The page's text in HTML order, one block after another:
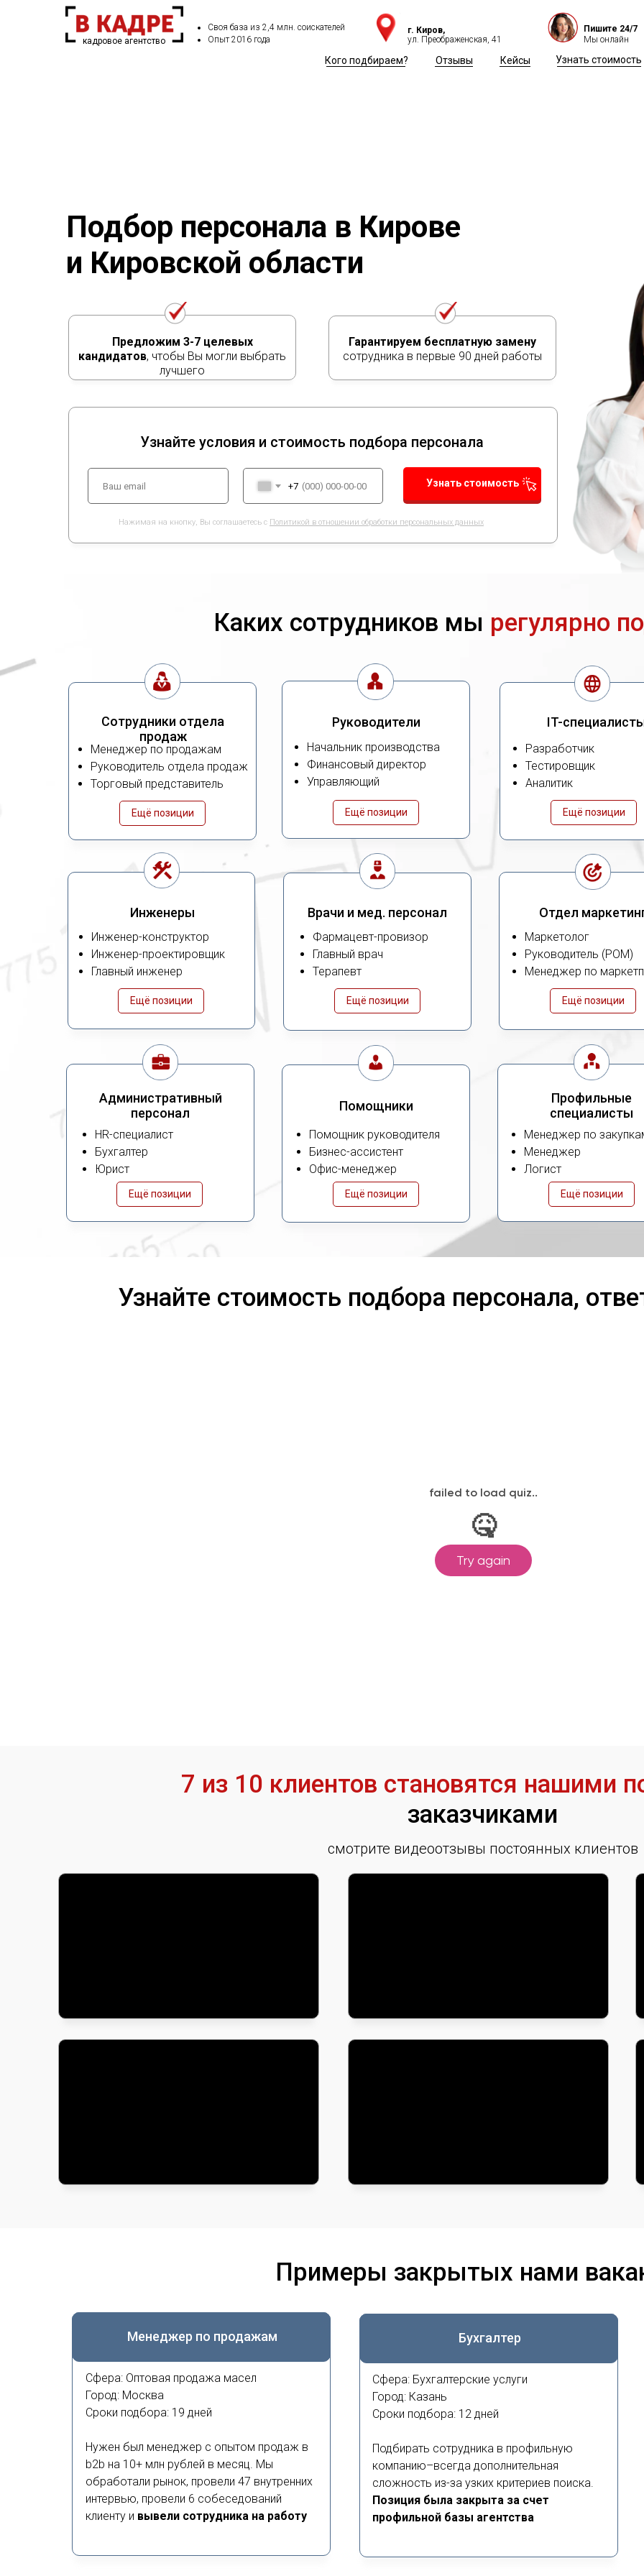
кадровое агентство
Своя база из 2,4 млн. соискателей
Опыт 2016 года
Пишите 24/7
Мы онлайн
г. Киров,
ул. Преображенская, 41
Отзывы Кейсы Узнать стоимость
Кого подбираем?
Подбор персонала в Кирове
и Кировской области
Предложим 3-7 целевых
кандидатов, чтобы Вы могли выбрать
лучшего
Нажимая на кнопку, Вы соглашаетесь с Политикой в отношении обработки персональных данных
Гарантируем бесплатную замену
сотрудника в первые 90 дней работы
+7
Узнайте условия и стоимость подбора персонала
Узнать стоимость
Каких сотрудников мы регулярно
Сотрудники отдела
продаж
Менеджер по продажам
Руководитель отдела продаж
Торговый представитель
Ещё позиции
Руководители
Начальник производства
Финансовый директор
Управляющий
Ещё позиции
IT-
Разработчик
Тестировщик
Аналитик
Ещё позиции
Инженеры
Инженер-конструктор
Инженер-проектировщик
Главный инженер
Ещё позиции
Врачи и мед. персонал
Фармацевт-провизор
Главный врач
Терапевт
Ещё позиции
Отдел
Маркетолог
Руководитель (РОМ)
Менеджер по
Ещё позиции
Административный
персонал
HR-специалист
Бухгалтер
Юрист
Ещё позиции
Помощники
Помощник руководителя
Бизнес-ассистент
Офис-менеджер
Ещё позиции
Профильные
специалисты
Менеджер по
Менеджер
Логист
Ещё позиции
Узнайте стоимость подбора персонала,
7 из 10 клиентов становятся нашими
заказчиками
смотрите видеоотзывы постоянных клиентов
Примеры закрытых нами
Менеджер по продажам
Сфера: Оптовая продажа масел
Город: Москва
Сроки подбора: 19 дней
Нужен был менеджер с опытом продаж в
b2b на 10+ млн рублей в месяц. Мы
обработали рынок, провели 47 внутренних
интервью, провели 6 собеседований
клиенту и вывели сотрудника на работу
Бухгалтер
Сфера: Бухгалтерские услуги
Город: Казань
Сроки подбора: 12 дней
Подбирать сотрудника в профильную
компанию–всегда дополнительная
сложность из-за узких критериев поиска.
Позиция была закрыта за счет
профильной базы агентства